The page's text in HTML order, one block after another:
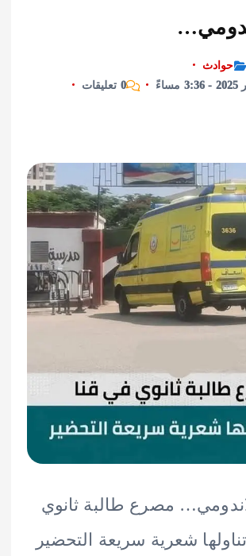
أمين
0 تعليقات
مصرع طالبة ثانوي
سريعة التحضير